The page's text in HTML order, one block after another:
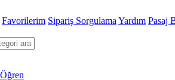
Favorilerim Sipariş Sorgulama Yardım Pasaj